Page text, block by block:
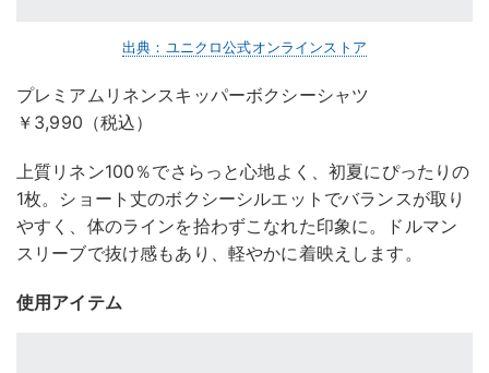
出典：ユニクロ公式オンラインストア
プレミアムリネンスキッパーボクシーシャツ
￥3,990（税込）
上質リネン100％でさらっと心地よく、初夏にぴったりの
1枚。ショート丈のボクシーシルエットでバランスが取り
やすく、体のラインを拾わずこなれた印象に。ドルマン
スリーブで抜け感もあり、軽やかに着映えします。
使用アイテム